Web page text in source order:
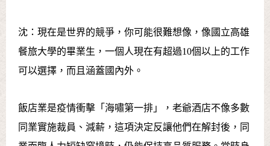
沈：現在是世界的競爭，你可能很難想像，像國立高雄
餐旅大學的畢業生，一個人現在有超過10個以上的工作
可以選擇，而且涵蓋國內外。
飯店業是疫情衝擊「海嘯第一排」，老爺酒店不像多數
同業實施裁員、減薪，這項決定反讓他們在解封後，同